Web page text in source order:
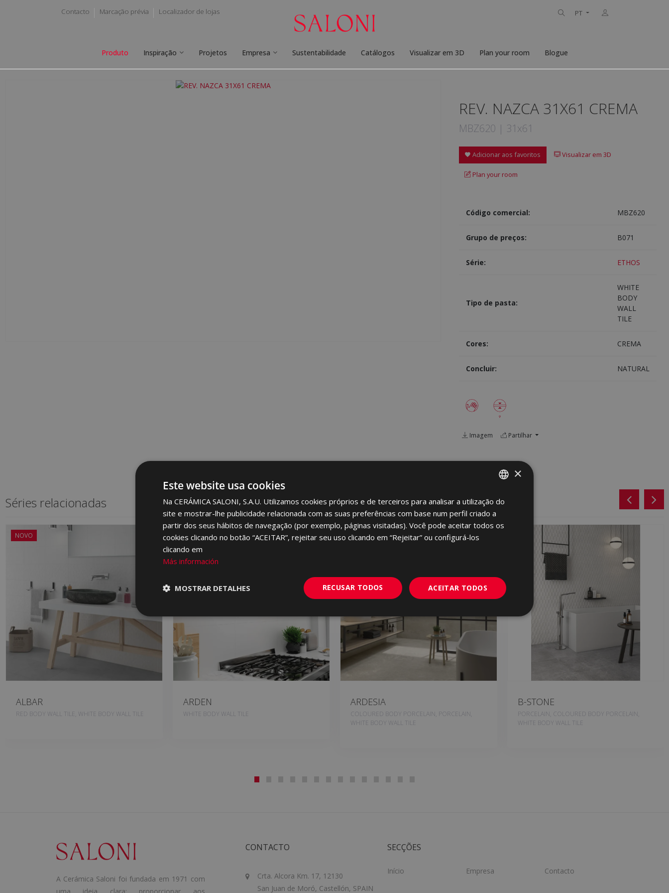
Contacto Marcação prévia Localizador de lojas PT
Produto Inspiração Projetos Empresa Sustentabilidade Catálogos Visualizar em 3D Plan your room Blogue
REV. NAZCA 31X61 CREMA
MBZ620 | 31x61
Adicionar aos favoritos Visualizar em 3D
Plan your room
Código comercial: MBZ620
Grupo de preços: B071
Série: ETHOS
Tipo de pasta:
WHITE
BODY
WALL
TILE
Cores: CREMA
Concluir: NATURAL
Imagem Partilhar
Séries relacionadas
NOVO
ALBAR
RED BODY WALL TILE, WHITE BODY WALL TILE
ARDEN
WHITE BODY WALL TILE
ARDESIA
COLOURED BODY PORCELAIN, PORCELAIN,
WHITE BODY WALL TILE
B-STONE
PORCELAIN, COLOURED BODY PORCELAIN,
WHITE BODY WALL TILE
A Cerámica Saloni foi fundada em 1971 com
CONTACTO
Crta. Alcora Km. 17, 12130
San Juan de Moró, Castellón, SPAIN
SECÇÕES
Início Empresa Contacto
SPANISH
ENGLISH
×
Este website usa cookies
Na CERÁMICA SALONI, S.A.U. Utilizamos cookies próprios e de terceiros para analisar a utilização do
site e mostrar-lhe publicidade relacionada com as suas preferências com base num perfil criado a
partir dos seus hábitos de navegação (por exemplo, páginas visitadas). Você pode aceitar todos os
cookies clicando no botão “ACEITAR”, rejeitar seu uso clicando em “Rejeitar” ou configurá-los
clicando em
Más información
ACEITAR TODOS
RECUSAR TODOS
MOSTRAR DETALHES